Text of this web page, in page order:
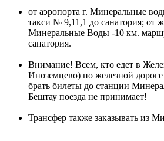
от аэропорта г. Минеральные
такси № 9,11,1 до санатория; от
Минеральные Воды -10 км.
санатория.
Внимание! Всем, кто едет в
Иноземцево) по железной
брать билеты до станции
Бештау поезда не принимает!
Трансфер также заказывать из